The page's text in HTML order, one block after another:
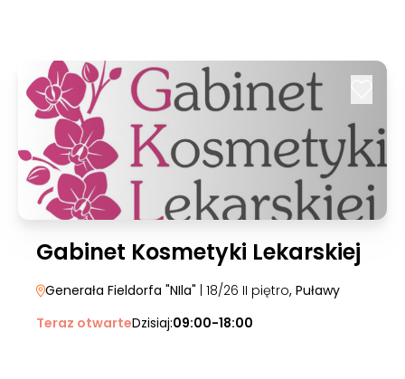
Gabinet Kosmetyki Lekarskiej
Generała Fieldorfa "NIla" | 18/26 II piętro, Puławy
Teraz otwarteDzisiaj:09:00-18:00